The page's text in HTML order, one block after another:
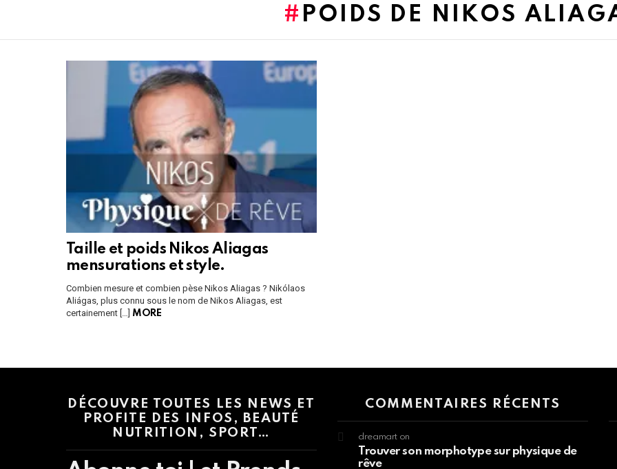
POIDS DE NIKOS
STORIES
Taille et poids Nikos Aliagas
mensurations et style.
Combien mesure et combien pèse Nikos Aliagas ? Nikólaos
Aliágas, plus connu sous le nom de Nikos Aliagas, est
certainement […] MORE
DÉCOUVRE TOUTES LES NEWS ET
PROFITE DES INFOS, BEAUTÉ
NUTRITION, SPORT…
COMMENTAIRES RÉCENTS
dreamart on
Trouver son morphotype sur physique de
rêve